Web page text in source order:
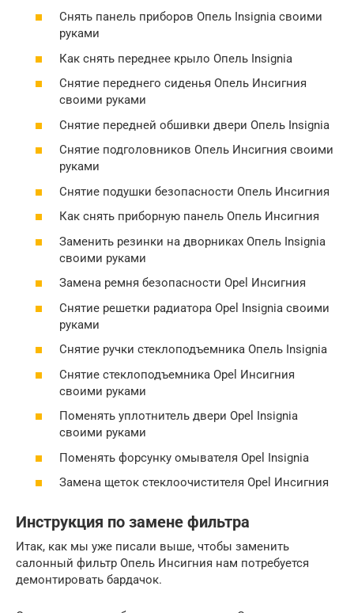
Снять панель приборов Опель Insignia своими
руками
Как снять переднее крыло Опель Insignia
Снятие переднего сиденья Опель Инсигния
своими руками
Снятие передней обшивки двери Опель Insignia
Снятие подголовников Опель Инсигния своими
руками
Снятие подушки безопасности Опель Инсигния
Как снять приборную панель Опель Инсигния
Заменить резинки на дворниках Опель Insignia
своими руками
Замена ремня безопасности Opel Инсигния
Снятие решетки радиатора Opel Insignia своими
руками
Снятие ручки стеклоподъемника Опель Insignia
Снятие стеклоподъемника Opel Инсигния
своими руками
Поменять уплотнитель двери Opel Insignia
своими руками
Поменять форсунку омывателя Opel Insignia
Замена щеток стеклоочистителя Opel Инсигния
Инструкция по замене фильтра
Итак, как мы уже писали выше, чтобы заменить
салонный фильтр Опель Инсигния нам потребуется
демонтировать бардачок.